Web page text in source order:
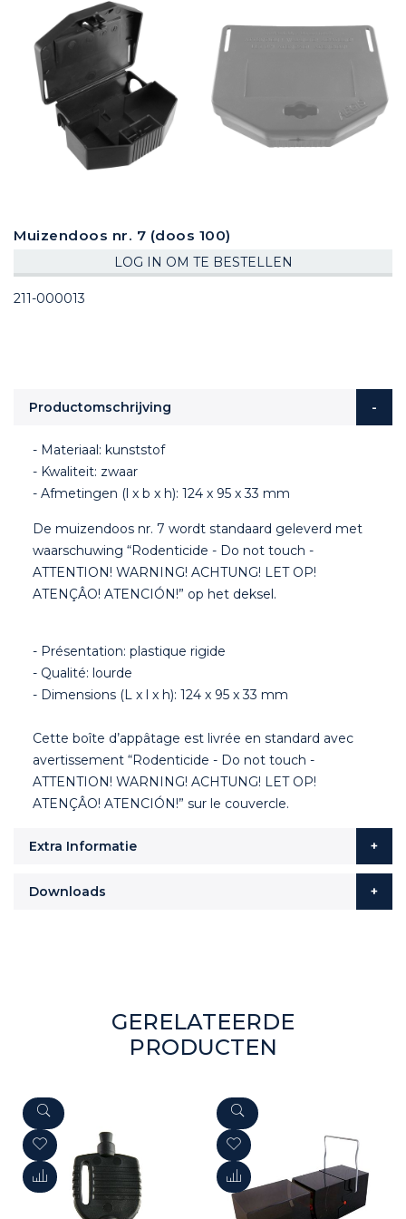
Muizendoos nr. 7 (doos 100)
LOG IN OM TE BESTELLEN
211-000013
Productomschrijving
- Materiaal: kunststof
- Kwaliteit: zwaar
- Afmetingen (l x b x h): 124 x 95 x 33 mm
De muizendoos nr. 7 wordt standaard geleverd met
waarschuwing “Rodenticide - Do not touch -
ATTENTION! WARNING! ACHTUNG! LET OP!
ATENÇÂO! ATENCIÓN!” op het deksel.
- Présentation: plastique rigide
- Qualité: lourde
- Dimensions (L x l x h): 124 x 95 x 33 mm
Cette boîte d’appâtage est livrée en standard avec
avertissement “Rodenticide - Do not touch -
ATTENTION! WARNING! ACHTUNG! LET OP!
ATENÇÂO! ATENCIÓN!” sur le couvercle.
Extra Informatie
Downloads
GERELATEERDE
PRODUCTEN